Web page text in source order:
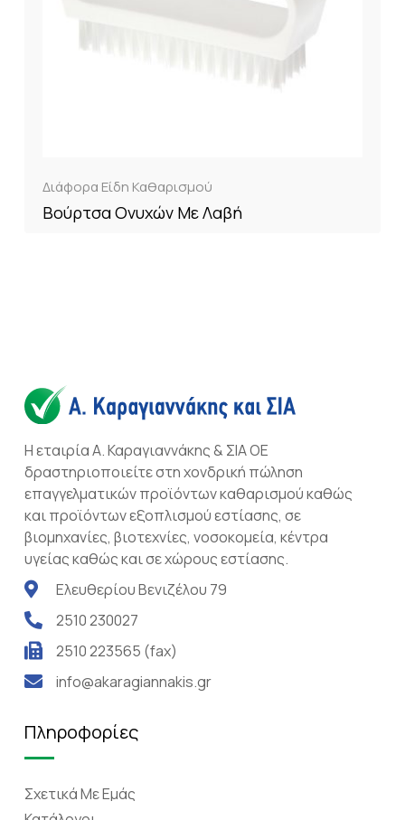
Διάφορα Είδη Καθαρισμού
Βούρτσα Ονυχών Με Λαβή
Η εταιρία Α. Καραγιαννάκης & ΣΙΑ ΟΕ
δραστηριοποιείτε στη χονδρική πώληση
επαγγελματικών προϊόντων καθαρισμού καθώς
και προϊόντων εξοπλισμού εστίασης, σε
βιομηχανίες, βιοτεχνίες, νοσοκομεία, κέντρα
υγείας καθώς και σε χώρους εστίασης.
Ελευθερίου Βενιζέλου 79
2510 230027
2510 223565 (fax)
info@akaragiannakis.gr
Πληροφορίες
Σχετικά Mε Eμάς